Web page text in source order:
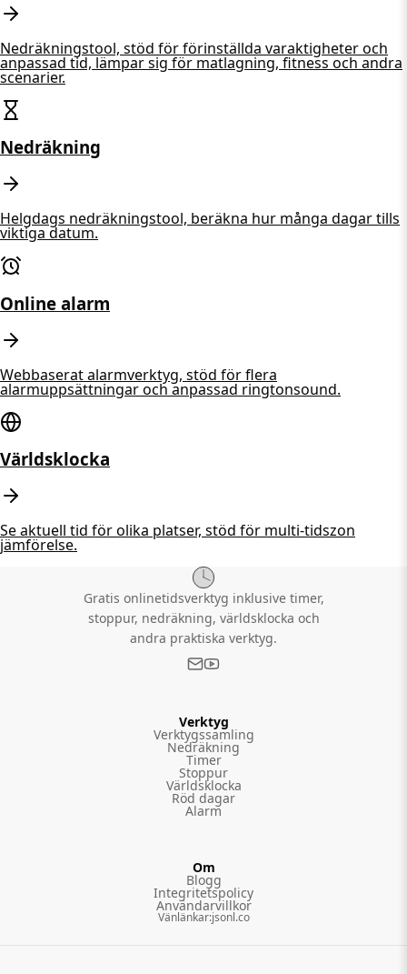
Nedräkningstool, stöd för förinställda varaktigheter och
anpassad tid, lämpar sig för matlagning, fitness och andra
scenarier.
Nedräkning
Helgdags nedräkningstool, beräkna hur många dagar tills
viktiga datum.
Online alarm
Webbaserat alarmverktyg, stöd för flera
alarmuppsättningar och anpassad ringtonsound.
Världsklocka
Se aktuell tid för olika platser, stöd för multi-tidszon
jämförelse.
Gratis onlinetidsverktyg inklusive timer,
stoppur, nedräkning, världsklocka och
andra praktiska verktyg.
Verktyg
Verktygssamling
Nedräkning
Timer
Stoppur
Världsklocka
Röd dagar
Alarm
Om
Blogg
Integritetspolicy
Användarvillkor
Vänlänkar:jsonl.co